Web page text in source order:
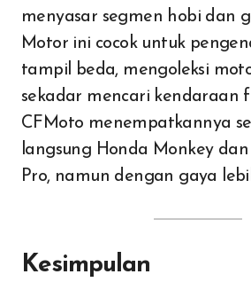
menyasar segmen hobi dan
Motor ini cocok untuk
tampil beda, mengoleksi
sekadar mencari kendaraan
CFMoto menempatkannya
langsung Honda Monkey dan
Pro, namun dengan gaya
Kesimpulan